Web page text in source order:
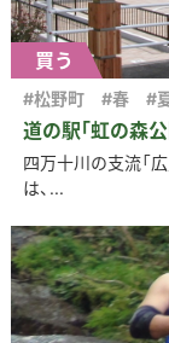
買う
道の駅｢虹の森
#松野町 #春 #
四万十川の支流「
は、...